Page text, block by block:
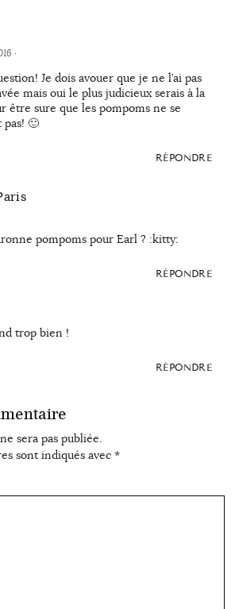
·
Je dois avouer que je ne l’ai pas
mais oui le plus judicieux serais à la
être sure que les pompoms ne se
🙂
RÉPONDRE
pompoms pour Earl ? :kitty:
RÉPONDRE
trop bien !
RÉPONDRE
sera pas publiée.
sont indiqués avec *